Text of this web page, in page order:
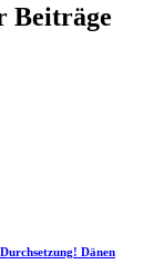
Beiträge
Dänen